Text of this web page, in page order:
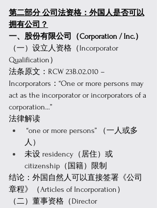
第二部分 公司法资格：外国人是否可以
拥有公司？
一、股份有限公司（Corporation / Inc.）
（一）设立人资格（Incorporator
Qualification）
法条原文：RCW 23B.02.010 –
Incorporators：“One or more persons may
act as the incorporator or incorporators of a
corporation…”
法律解读
“one or more persons” （一人或多
人）
未设 residency（居住）或
citizenship（国籍）限制
结论：外国自然人可以直接签署《公司
章程》（Articles of Incorporation）
（二）董事资格（Director